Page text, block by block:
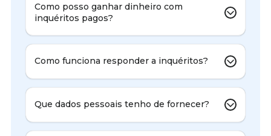
Como posso ganhar dinheiro com
inquéritos pagos?
Como funciona responder a inquéritos?
Que dados pessoais tenho de fornecer?